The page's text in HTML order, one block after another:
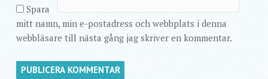
Spara
mitt namn, min e-postadress och webbplats i denna
webbläsare till nästa gång jag skriver en kommentar.